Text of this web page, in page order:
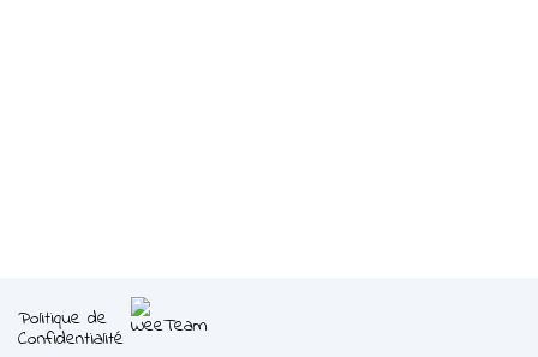
Politique de
Confidentialité